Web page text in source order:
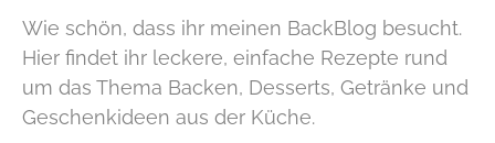
Wie schön, dass ihr meinen BackBlog besucht.
Hier findet ihr leckere, einfache Rezepte rund
um das Thema Backen, Desserts, Getränke und
Geschenkideen aus der Küche.